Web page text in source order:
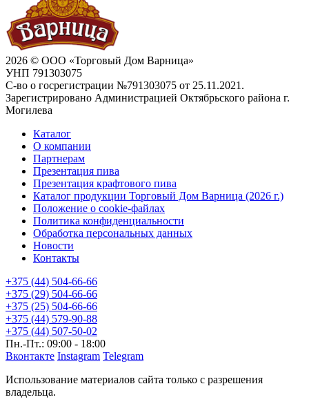
2026 © ООО «Торговый Дом Варница»
УНП 791303075
С-во о госрегистрации №791303075 от 25.11.2021.
Зарегистрировано Администрацией Октябрьского района г.
Могилева
Каталог
О компании
Партнерам
Презентация пива
Презентация крафтового пива
Каталог продукции Торговый Дом Варница (2026 г.)
Положение о cookie-файлах
Политика конфиденциальности
Обработка персональных данных
Новости
Контакты
+375 (44) 504-66-66
+375 (29) 504-66-66
+375 (25) 504-66-66
+375 (44) 579-90-88
+375 (44) 507-50-02
Пн.-Пт.: 09:00 - 18:00
Вконтакте Instagram Telegram
Использование материалов сайта только с разрешения
владельца.